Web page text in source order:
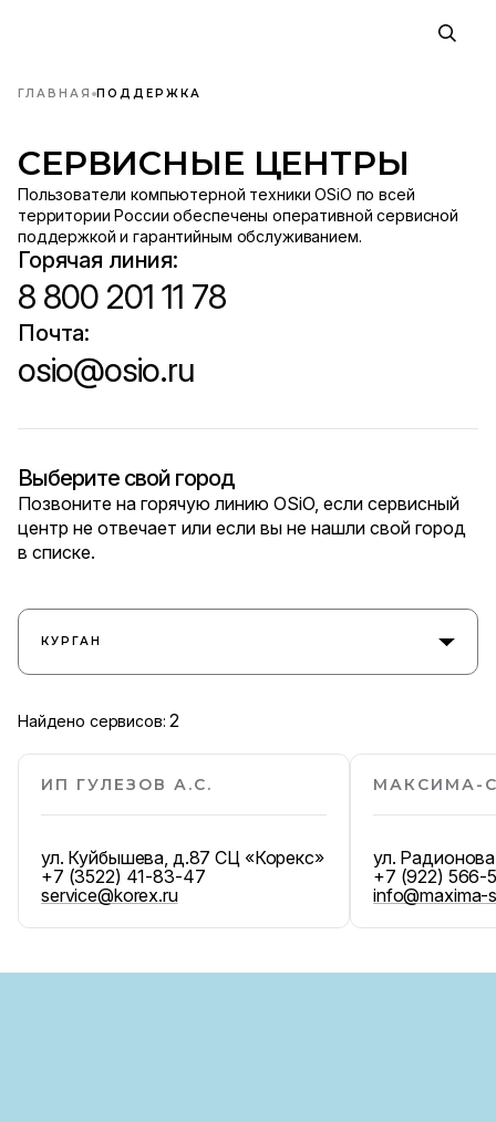
ГЛАВНАЯ ПОДДЕРЖКА
СЕРВИСНЫЕ ЦЕНТРЫ
Пользователи компьютерной техники OSiO по всей
территории России обеспечены оперативной сервисной
поддержкой и гарантийным обслуживанием.
Горячая линия:
8 800 201 11 78
Почта:
osio@osio.ru
Выберите свой город
Позвоните на горячую линию OSiO, если сервисный
центр не отвечает или если вы не нашли свой город
в списке.
КУРГАН
Найдено сервисов:2
ИП ГУЛЕЗОВ А.С.
ул. Куйбышева, д.87 СЦ «Корекс»
+7 (3522) 41-83-47
service@korex.ru
МАКСИМА-
ул.
+7 (922) 566-
info@maxima-